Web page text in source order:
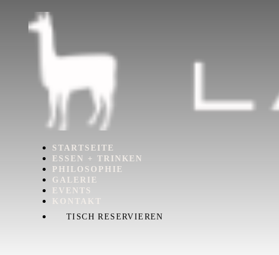
STARTSEITE
ESSEN + TRINKEN
PHILOSOPHIE
GALERIE
EVENTS
KONTAKT
TISCH RESERVIEREN